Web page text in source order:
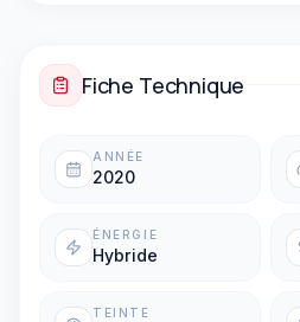
Fiche Technique
ANNÉE
2020
ÉNERGIE
Hybride
TEINTE